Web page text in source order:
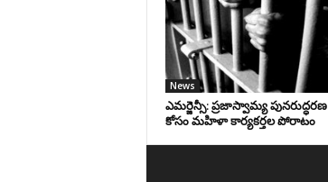
News
ఎమర్జెన్సీ: ప్రజాస్వామ్య పునరుద్ధరణ
కోసం మహిళా కార్యకర్తల పోరాటం